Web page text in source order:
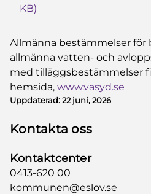
KB)
Allmänna bestämmelser för
allmänna vatten- och
med tilläggsbestämmelser
hemsida, www.vasyd.se
Uppdaterad:22 juni, 2026
Kontakta oss
Kontaktcenter
0413-620 00
kommunen@eslov.se